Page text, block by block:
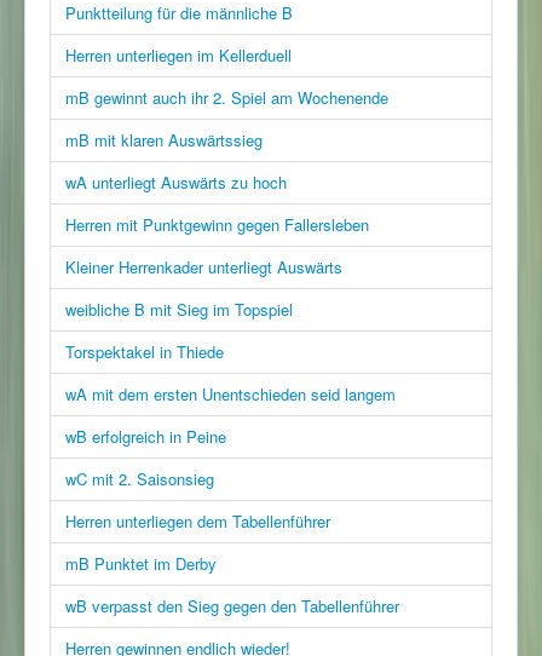
Punktteilung für die männliche B
Herren unterliegen im Kellerduell
mB gewinnt auch ihr 2. Spiel am Wochenende
mB mit klaren Auswärtssieg
wA unterliegt Auswärts zu hoch
Herren mit Punktgewinn gegen Fallersleben
Kleiner Herrenkader unterliegt Auswärts
weibliche B mit Sieg im Topspiel
Torspektakel in Thiede
wA mit dem ersten Unentschieden seid langem
wB erfolgreich in Peine
wC mit 2. Saisonsieg
Herren unterliegen dem Tabellenführer
mB Punktet im Derby
wB verpasst den Sieg gegen den Tabellenführer
Herren gewinnen endlich wieder!